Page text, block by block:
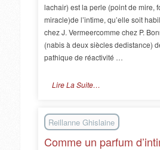
lachair) est la perle (point de mire,
miracle)de l’intime, qu’elle soit
chez J. Vermeercomme chez P.
(nabis à deux siècles dedistance)
pathique de réactivité …
Lire La Suite…
Reillanne Ghislaine
Comme un parfum